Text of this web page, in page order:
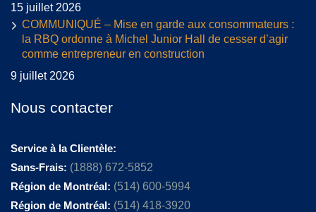
15 juillet 2026
COMMUNIQUÉ – Mise en garde aux consommateurs :
la RBQ ordonne à Michel Junior Hall de cesser d’agir
comme entrepreneur en construction
9 juillet 2026
Nous contacter
Service à la Clientèle:
Sans-Frais: (1888) 672-5852
Région de Montréal: (514) 600-5994
Région de Montréal: (514) 418-3920